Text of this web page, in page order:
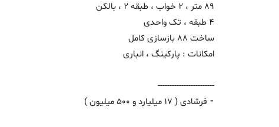
89 متر ، 2 خواب ، طبقه 2 ، بالکن
4 طبقه ، تک واحدی
ساخت 88 بازسازی کامل
امکانات : پارکینگ ، انباری
------------------------
⁃ فرشادی ( 17 میلیارد و 500 میلیون )